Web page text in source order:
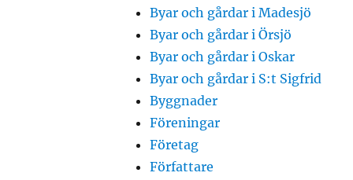
Byar och gårdar i Madesjö
Byar och gårdar i Örsjö
Byar och gårdar i Oskar
Byar och gårdar i S:t Sigfrid
Byggnader
Föreningar
Företag
Författare